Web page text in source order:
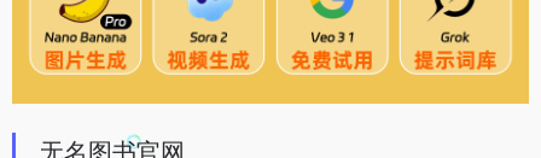
无名图书官网